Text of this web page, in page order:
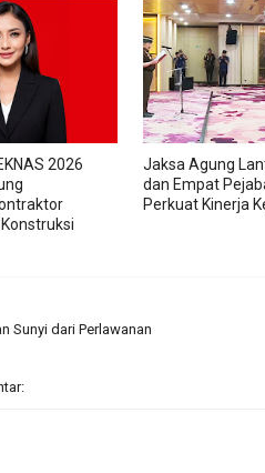
2026
Jaksa Agung
dan Empat
Perkuat Kinerja
Sunyi dari Perlawanan